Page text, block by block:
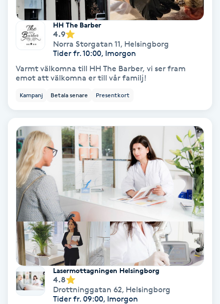
Hälsa
Hälsprickor
Idrottsmassage
IPL hårborttagning
IR-massage
Japansk massage
K18
Katun fransar
Kemisk peeling
HH The Barber
4.9
Norra Storgatan 11, Helsingborg
Tider fr. 10:00, Imorgon
Varmt välkomna till HH The Barber, vi ser fram
emot att välkomna er till vår familj!
Kampanj Betala senare Presentkort
Lasermottagningen Helsingborg
4.8
Drottninggatan 62, Helsingborg
Tider fr. 09:00, Imorgon